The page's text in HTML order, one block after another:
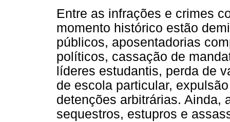
Entre as infrações e crimes
momento histórico estão
públicos, aposentadorias
políticos, cassação de
líderes estudantis, perda de
de escola particular,
detenções arbitrárias. Ainda,
sequestros, estupros e